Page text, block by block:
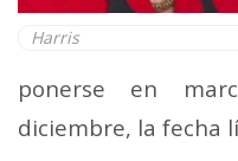
Harris
ponerse en
diciembre, la fecha